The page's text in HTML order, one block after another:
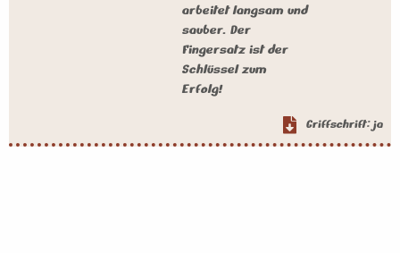
arbeitet langsam und
sauber. Der
Fingersatz ist der
Schlüssel zum
Erfolg!
Griffschrift: ja